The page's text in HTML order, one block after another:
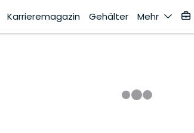
Karrieremagazin Gehälter Mehr